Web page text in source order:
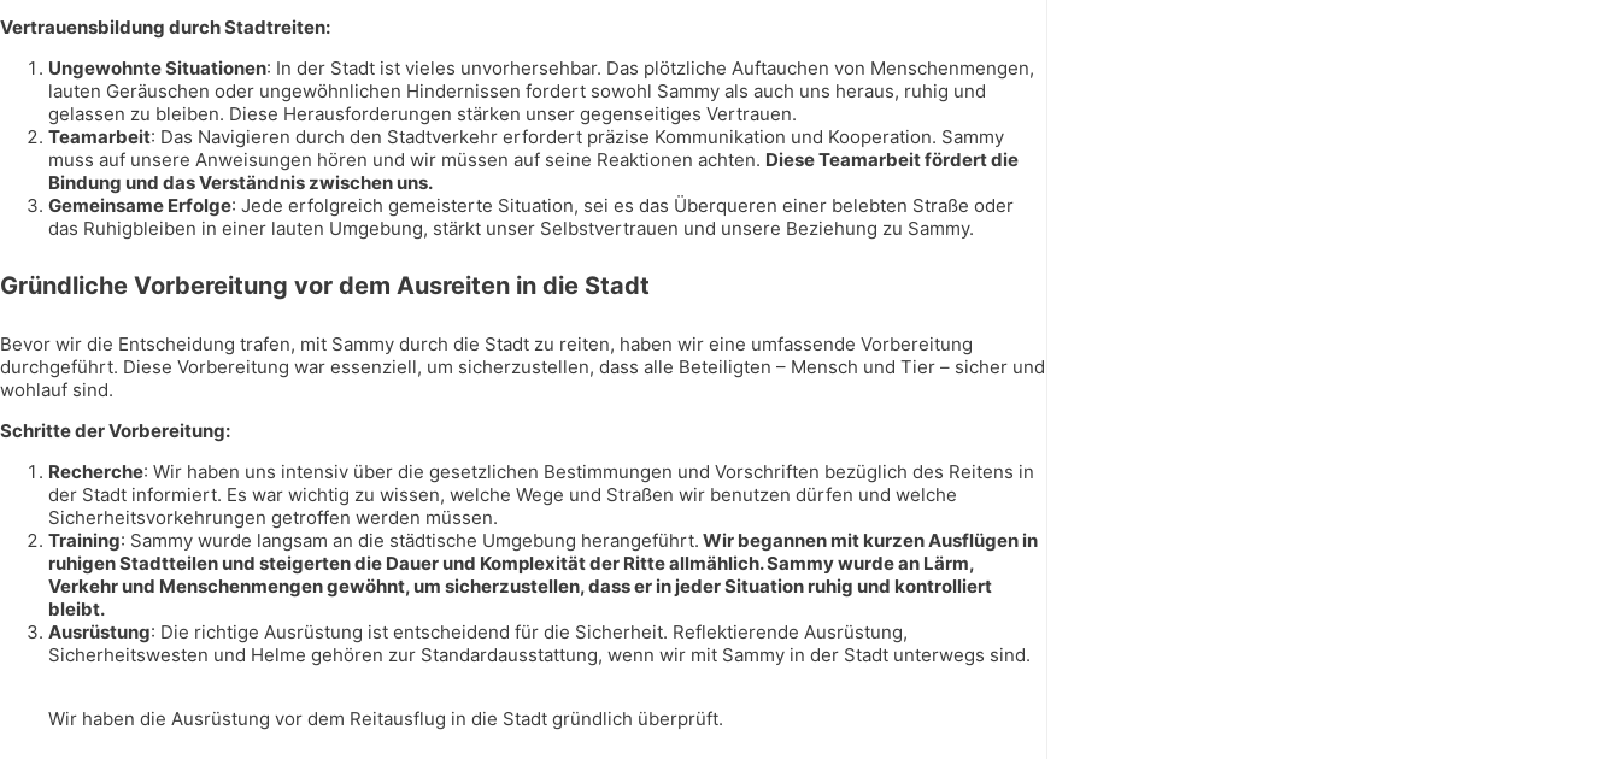
Vertrauensbildung durch Stadtreiten:
Ungewohnte Situationen: In der Stadt ist vieles unvorhersehbar. Das plötzliche Auftauchen von Menschenmengen,
lauten Geräuschen oder ungewöhnlichen Hindernissen fordert sowohl Sammy als auch uns heraus, ruhig und
gelassen zu bleiben. Diese Herausforderungen stärken unser gegenseitiges Vertrauen.
Teamarbeit: Das Navigieren durch den Stadtverkehr erfordert präzise Kommunikation und Kooperation. Sammy
muss auf unsere Anweisungen hören und wir müssen auf seine Reaktionen achten. Diese Teamarbeit fördert die
Bindung und das Verständnis zwischen uns.
Gemeinsame Erfolge: Jede erfolgreich gemeisterte Situation, sei es das Überqueren einer belebten Straße oder
das Ruhigbleiben in einer lauten Umgebung, stärkt unser Selbstvertrauen und unsere Beziehung zu Sammy.
Gründliche Vorbereitung vor dem Ausreiten in die Stadt
Bevor wir die Entscheidung trafen, mit Sammy durch die Stadt zu reiten, haben wir eine umfassende Vorbereitung
durchgeführt. Diese Vorbereitung war essenziell, um sicherzustellen, dass alle Beteiligten – Mensch und Tier – sicher und
wohlauf sind.
Schritte der Vorbereitung:
Recherche: Wir haben uns intensiv über die gesetzlichen Bestimmungen und Vorschriften bezüglich des Reitens in
der Stadt informiert. Es war wichtig zu wissen, welche Wege und Straßen wir benutzen dürfen und welche
Sicherheitsvorkehrungen getroffen werden müssen.
Training: Sammy wurde langsam an die städtische Umgebung herangeführt. Wir begannen mit kurzen Ausflügen in
ruhigen Stadtteilen und steigerten die Dauer und Komplexität der Ritte allmählich. Sammy wurde an Lärm,
Verkehr und Menschenmengen gewöhnt, um sicherzustellen, dass er in jeder Situation ruhig und kontrolliert
bleibt.
Ausrüstung: Die richtige Ausrüstung ist entscheidend für die Sicherheit. Reflektierende Ausrüstung,
Sicherheitswesten und Helme gehören zur Standardausstattung, wenn wir mit Sammy in der Stadt unterwegs sind.
Wir haben die Ausrüstung vor dem Reitausflug in die Stadt gründlich überprüft.